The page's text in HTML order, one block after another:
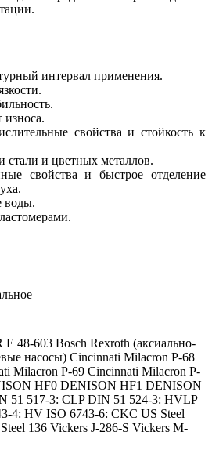
интервал применения.
износа.
свойства и стойкость к
стали и цветных металлов.
свойства и быстрое отделение
воды.
E 48-603 Bosch Rexroth (аксиально-
насосы) Cincinnati Milacron P-68
Milacron P-69 Cincinnati Milacron P-
HF0 DENISON HF1 DENISON
51 517-3: CLP DIN 51 524-3: HVLP
4: HV ISO 6743-6: CKC US Steel
136 Vickers J-286-S Vickers M-